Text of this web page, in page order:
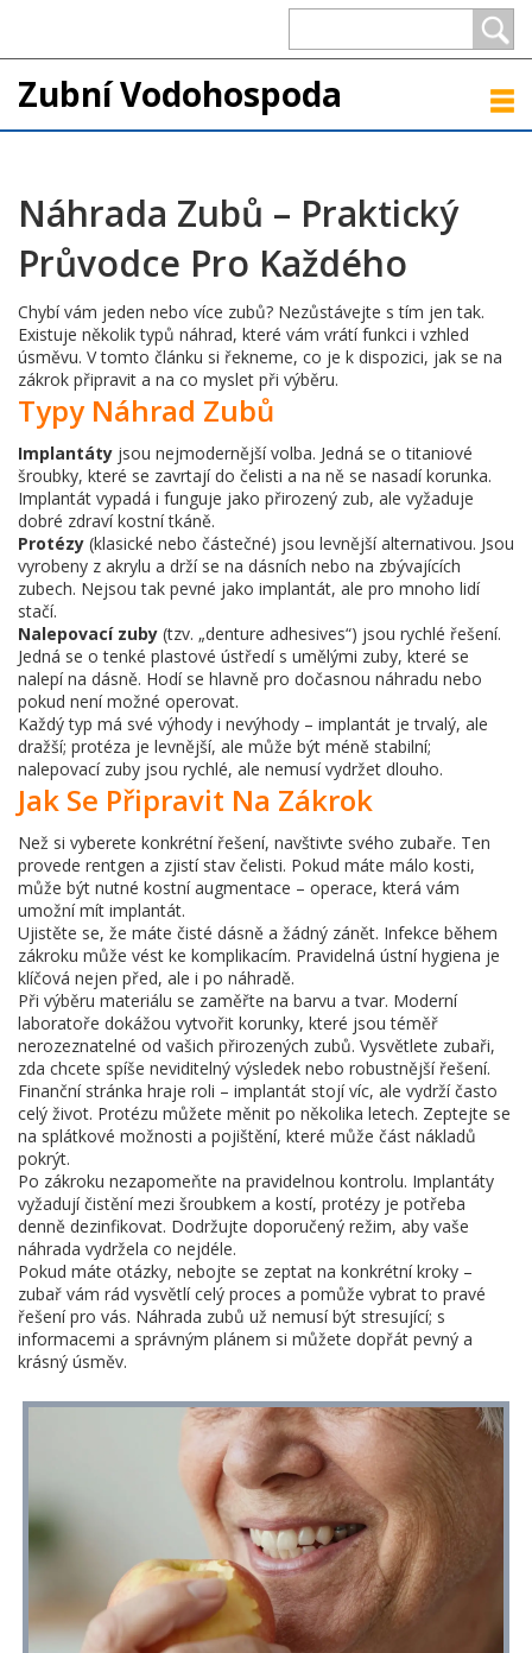
Zubní Vodohospoda
Náhrada Zubů – Praktický
Průvodce Pro Každého
Chybí vám jeden nebo více zubů? Nezůstávejte s tím jen tak.
Existuje několik typů náhrad, které vám vrátí funkci i vzhled
úsměvu. V tomto článku si řekneme, co je k dispozici, jak se na
zákrok připravit a na co myslet při výběru.
Typy Náhrad Zubů
Implantáty jsou nejmodernější volba. Jedná se o titaniové
šroubky, které se zavrtají do čelisti a na ně se nasadí korunka.
Implantát vypadá i funguje jako přirozený zub, ale vyžaduje
dobré zdraví kostní tkáně.
Protézy (klasické nebo částečné) jsou levnější alternativou. Jsou
vyrobeny z akrylu a drží se na dásních nebo na zbývajících
zubech. Nejsou tak pevné jako implantát, ale pro mnoho lidí
stačí.
Nalepovací zuby (tzv. „denture adhesives“) jsou rychlé řešení.
Jedná se o tenké plastové ústředí s umělými zuby, které se
nalepí na dásně. Hodí se hlavně pro dočasnou náhradu nebo
pokud není možné operovat.
Každý typ má své výhody i nevýhody – implantát je trvalý, ale
dražší; protéza je levnější, ale může být méně stabilní;
nalepovací zuby jsou rychlé, ale nemusí vydržet dlouho.
Jak Se Připravit Na Zákrok
Než si vyberete konkrétní řešení, navštivte svého zubaře. Ten
provede rentgen a zjistí stav čelisti. Pokud máte málo kosti,
může být nutné kostní augmentace – operace, která vám
umožní mít implantát.
Ujistěte se, že máte čisté dásně a žádný zánět. Infekce během
zákroku může vést ke komplikacím. Pravidelná ústní hygiena je
klíčová nejen před, ale i po náhradě.
Při výběru materiálu se zaměřte na barvu a tvar. Moderní
laboratoře dokážou vytvořit korunky, které jsou téměř
nerozeznatelné od vašich přirozených zubů. Vysvětlete zubaři,
zda chcete spíše neviditelný výsledek nebo robustnější řešení.
Finanční stránka hraje roli – implantát stojí víc, ale vydrží často
celý život. Protézu můžete měnit po několika letech. Zeptejte se
na splátkové možnosti a pojištění, které může část nákladů
pokrýt.
Po zákroku nezapomeňte na pravidelnou kontrolu. Implantáty
vyžadují čistění mezi šroubkem a kostí, protézy je potřeba
denně dezinfikovat. Dodržujte doporučený režim, aby vaše
náhrada vydržela co nejdéle.
Pokud máte otázky, nebojte se zeptat na konkrétní kroky –
zubař vám rád vysvětlí celý proces a pomůže vybrat to pravé
řešení pro vás. Náhrada zubů už nemusí být stresující; s
informacemi a správným plánem si můžete dopřát pevný a
krásný úsměv.